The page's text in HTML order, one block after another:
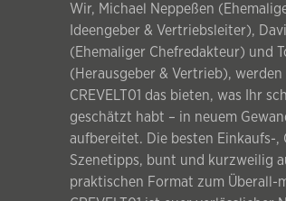
Wir, Michael Neppeßen
Ideengeber & Vertriebsleiter),
(Ehemaliger Chefredakteur) und
(Herausgeber & Vertrieb), werden
CREVELT01 das bieten, was Ihr
geschätzt habt – in neuem
aufbereitet. Die besten Einkaufs-,
Szenetipps, bunt und kurzweilig
praktischen Format zum Überall-